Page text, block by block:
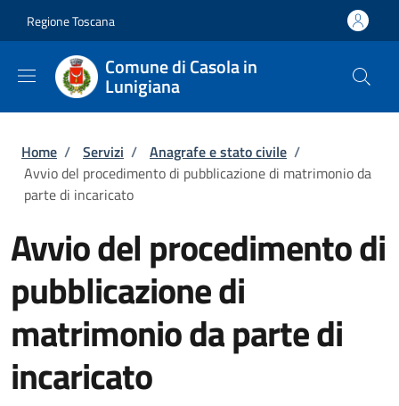
Regione Toscana
Comune di Casola in
Lunigiana
Briciole di pane
Home / Servizi / Anagrafe e stato civile /
Avvio del procedimento di pubblicazione di matrimonio da
parte di incaricato
Avvio del procedimento di
pubblicazione di
matrimonio da parte di
incaricato